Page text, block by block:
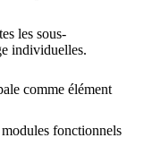
les sous-
individuelles.
comme élément
fonctionnels